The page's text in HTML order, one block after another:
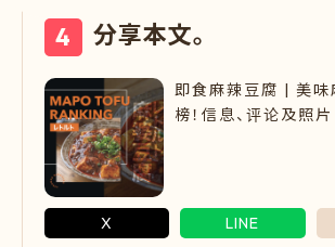
分享本文。
即食麻辣豆腐 | 美味
榜！信息、评论及照片
X LINE